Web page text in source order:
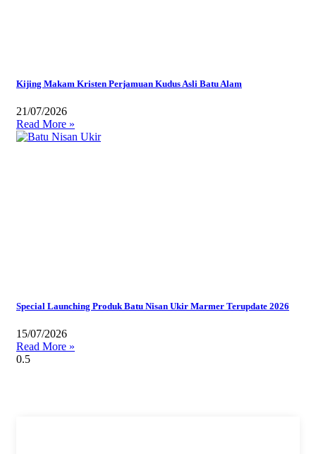
Kijing Makam Kristen Perjamuan Kudus Asli Batu Alam
21/07/2026
Read More »
Special Launching Produk Batu Nisan Ukir Marmer Terupdate 2026
15/07/2026
Read More »